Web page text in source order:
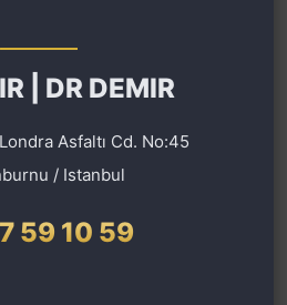
| DR DEMIR
Asfaltı Cd. No:45
/ Istanbul
59 10 59